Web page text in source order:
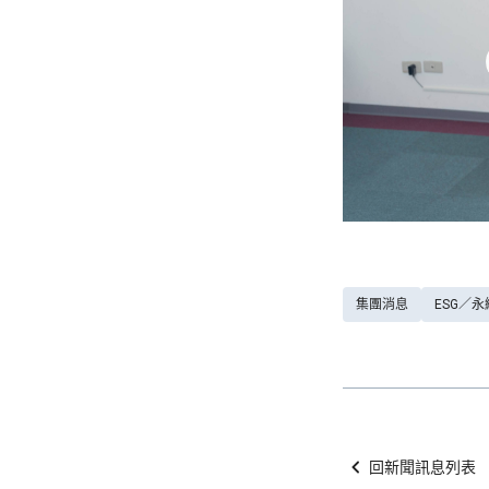
集團消息 ESG／
回新聞訊息列表